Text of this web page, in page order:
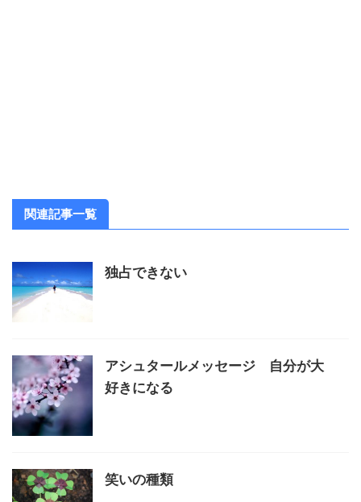
関連記事一覧
独占できない
アシュタールメッセージ 自分が大
好きになる
笑いの種類